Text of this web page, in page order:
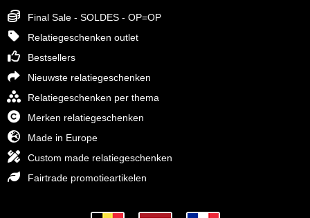
Final Sale - SOLDES - OP=OP
Relatiegeschenken outlet
Bestsellers
Nieuwste relatiegeschenken
Relatiegeschenken per thema
Merken relatiegeschenken
Made in Europe
Custom made relatiegeschenken
Fairtrade promotieartikelen